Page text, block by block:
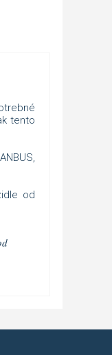
tento
od